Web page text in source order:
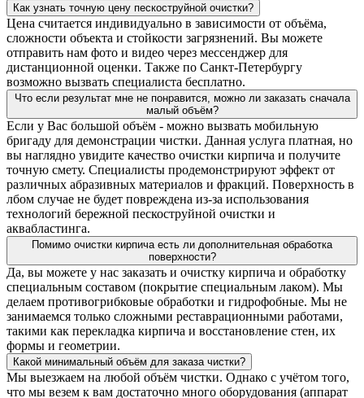
Как узнать точную цену пескоструйной очистки?
Цена считается индивидуально в зависимости от объёма,
сложности объекта и стойкости загрязнений. Вы можете
отправить нам фото и видео через мессенджер для
дистанционной оценки. Также по Санкт-Петербургу
возможно вызвать специалиста бесплатно.
Что если результат мне не понравится, можно ли заказать сначала
малый объём?
Если у Вас большой объём - можно вызвать мобильную
бригаду для демонстрации чистки. Данная услуга платная, но
вы наглядно увидите качество очистки кирпича и получите
точную смету. Специалисты продемонстрируют эффект от
различных абразивных материалов и фракций. Поверхность в
лбом случае не будет повреждена из-за использования
технологий бережной пескоструйной очистки и
аквабластинга.
Помимо очистки кирпича есть ли дополнительная обработка
поверхности?
Да, вы можете у нас заказать и очистку кирпича и обработку
специальным составом (покрытие специальным лаком). Мы
делаем противогрибковые обработки и гидрофобные. Мы не
занимаемся только сложными реставрационными работами,
такими как перекладка кирпича и восстановление стен, их
формы и геометрии.
Какой минимальный объём для заказа чистки?
Мы выезжаем на любой объём чистки. Однако с учётом того,
что мы везем к вам достаточно много оборудования (аппарат